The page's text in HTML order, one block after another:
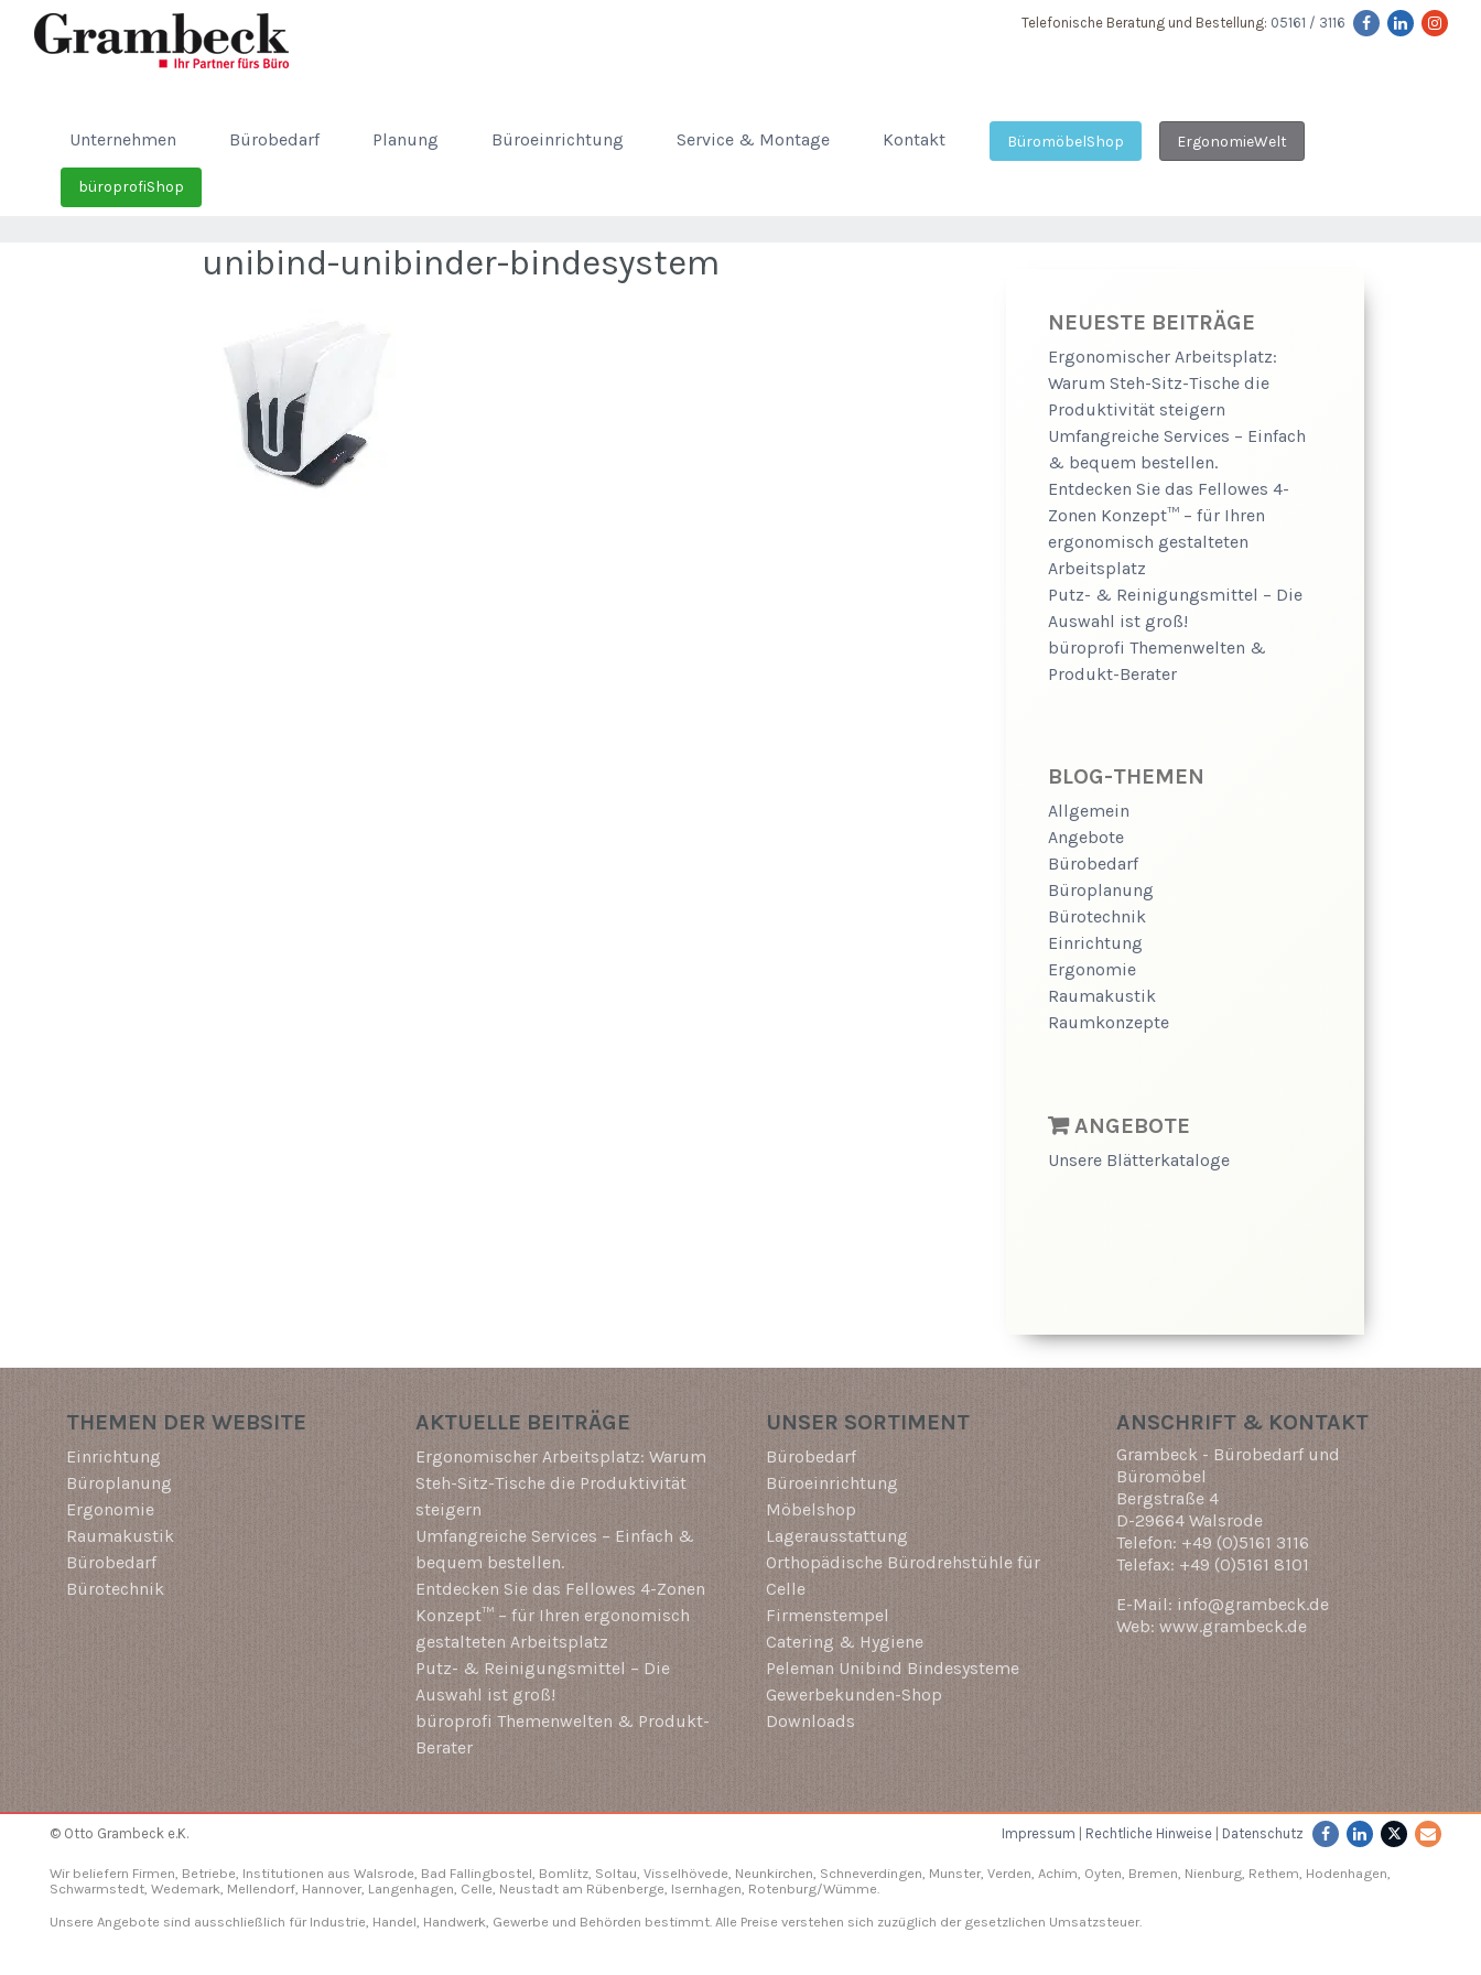
Telefonische Beratung und Bestellung: 05161 / 3116
Unternehmen Bürobedarf Planung Büroeinrichtung Service & Montage Kontakt BüromöbelShop ErgonomieWelt
büroprofiShop
unibind-unibinder-bindesystem
NEUESTE BEITRÄGE
Ergonomischer Arbeitsplatz:
Warum Steh-Sitz-Tische die
Produktivität steigern
Umfangreiche Services – Einfach
& bequem bestellen.
Entdecken Sie das Fellowes 4-
Zonen Konzept™ – für Ihren
ergonomisch gestalteten
Arbeitsplatz
Putz- & Reinigungsmittel – Die
Auswahl ist groß!
büroprofi Themenwelten &
Produkt-Berater
BLOG-THEMEN
Allgemein
Angebote
Bürobedarf
Büroplanung
Bürotechnik
Einrichtung
Ergonomie
Raumakustik
Raumkonzepte
ANGEBOTE
Unsere Blätterkataloge
THEMEN DER WEBSITE
Einrichtung
Büroplanung
Ergonomie
Raumakustik
Bürobedarf
Bürotechnik
AKTUELLE BEITRÄGE
Ergonomischer Arbeitsplatz: Warum
Steh-Sitz-Tische die Produktivität
steigern
Umfangreiche Services – Einfach &
bequem bestellen.
Entdecken Sie das Fellowes 4-Zonen
Konzept™ – für Ihren ergonomisch
gestalteten Arbeitsplatz
Putz- & Reinigungsmittel – Die
Auswahl ist groß!
büroprofi Themenwelten & Produkt-
Berater
UNSER SORTIMENT
Bürobedarf
Büroeinrichtung
Möbelshop
Lagerausstattung
Orthopädische Bürodrehstühle für
Celle
Firmenstempel
Catering & Hygiene
Peleman Unibind Bindesysteme
Gewerbekunden-Shop
Downloads
ANSCHRIFT & KONTAKT
Grambeck - Bürobedarf und
Büromöbel
Bergstraße 4
D-29664 Walsrode
Telefon: +49 (0)5161 3116
Telefax: +49 (0)5161 8101
E-Mail: info@grambeck.de
Web: www.grambeck.de
© Otto Grambeck e.K. Impressum | Rechtliche Hinweise | Datenschutz
Wir beliefern Firmen, Betriebe, Institutionen aus Walsrode, Bad Fallingbostel, Bomlitz, Soltau , Visselhövede, Neunkirchen, Schneverdingen , Munster, Verden , Achim, Oyten, Bremen, Nienburg, Rethem, Hodenhagen,
Schwarmstedt, Wedemark, Mellendorf, Hannover, Langenhagen, Celle , Neustadt am Rübenberge, Isernhagen, Rotenburg/Wümme
Unsere Angebote sind ausschließlich für Industrie, Handel, Handwerk, Gewerbe und Behörden bestimmt. Alle Preise verstehen sich zuzüglich der gesetzlichen Umsatzsteuer.